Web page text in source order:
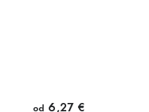
od 6,27 €